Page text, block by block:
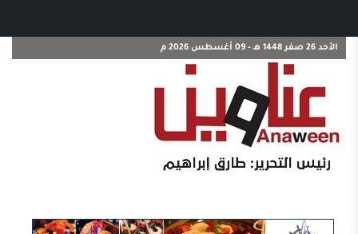
الأحد 26 صفر 1448 هـ - 09 أغسطس 2026 م